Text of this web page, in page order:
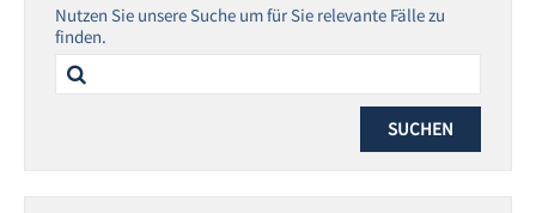
Nutzen Sie unsere Suche um für Sie relevante Fälle zu
finden.
Search
for: